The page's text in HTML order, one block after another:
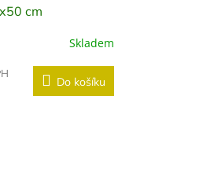
cm
Skladem
Do košíku